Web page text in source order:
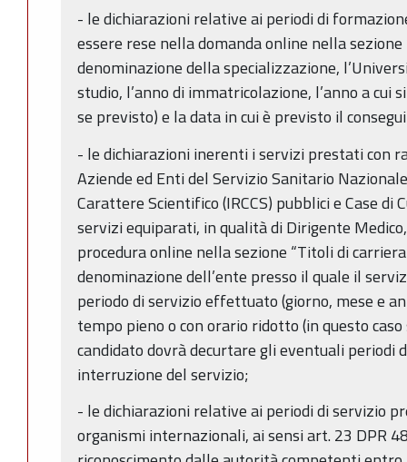
- le dichiarazioni relative ai periodi di
essere rese nella domanda online nella
denominazione della specializzazione,
studio, l’anno di immatricolazione, l’anno a cui
se previsto) e la data in cui è previsto il
- le dichiarazioni inerenti i servizi prestati con
Aziende ed Enti del Servizio Sanitario
Carattere Scientifico (IRCCS) pubblici e Case
servizi equiparati, in qualità di Dirigente
procedura online nella sezione “Titoli di
denominazione dell’ente presso il quale il
periodo di servizio effettuato (giorno, mese e
tempo pieno o con orario ridotto (in questo
candidato dovrà decurtare gli eventuali periodi
interruzione del servizio;
- le dichiarazioni relative ai periodi di servizio
organismi internazionali, ai sensi art. 23 DPR